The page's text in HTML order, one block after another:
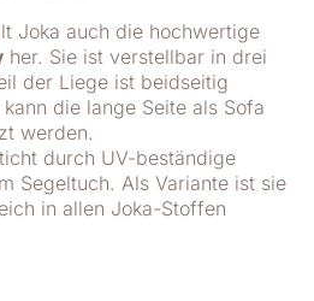
Joka auch die hochwertige
her. Sie ist verstellbar in drei
der Liege ist beidseitig
die lange Seite als Sofa
werden.
durch UV-beständige
Segeltuch. Als Variante ist sie
in allen Joka-Stoffen